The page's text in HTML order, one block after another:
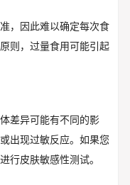
，因此难以确定每次食
则，过量食用可能引起
差异可能有不同的影
出现过敏反应。如果您
行皮肤敏感性测试。